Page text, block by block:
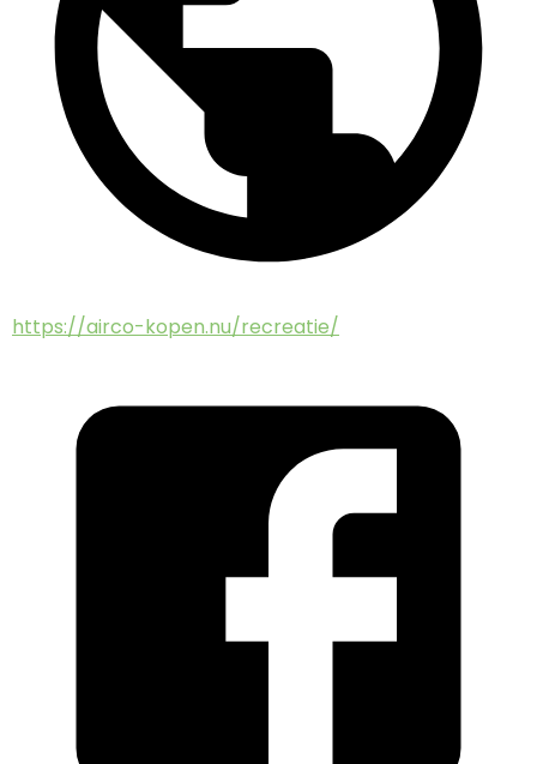
https://airco-kopen.nu/recreatie/